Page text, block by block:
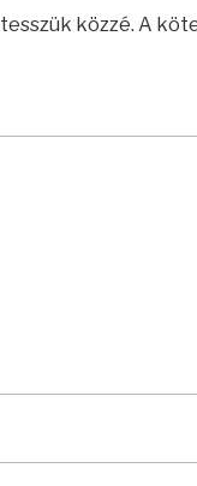
közzé. A